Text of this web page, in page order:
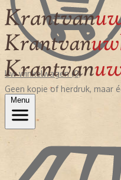
Uw winkelwagen (0)
Geen kopie of herdruk, maar
Menu